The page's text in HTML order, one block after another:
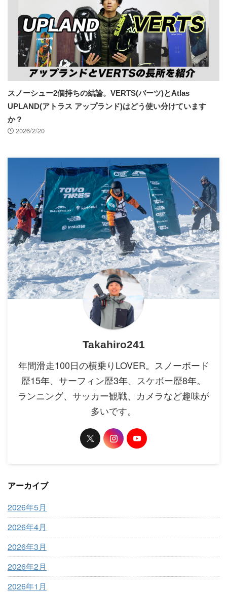
スノーシュー2個持ちの結論。VERTS(バーツ)とAtlas
UPLAND(アトラス アップランド)はどう使い分けています
か？
2026/2/20
Takahiro241
年間滑走100日の横乗りLOVER。スノーボード
歴15年、サーフィン歴3年、スケボー歴8年。
ランニング、サッカー観戦、カメラなど趣味が
多いです。
アーカイブ
2026年5月
2026年4月
2026年3月
2026年2月
2026年1月